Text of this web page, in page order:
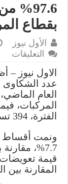
بقطاع
الأول نيوز
التعليقات
من
الاول نيوز –
عدد الشكاوى
المركبات،
الفترة، 394 تسوية.
ونمت أقساط
المقارنة بين